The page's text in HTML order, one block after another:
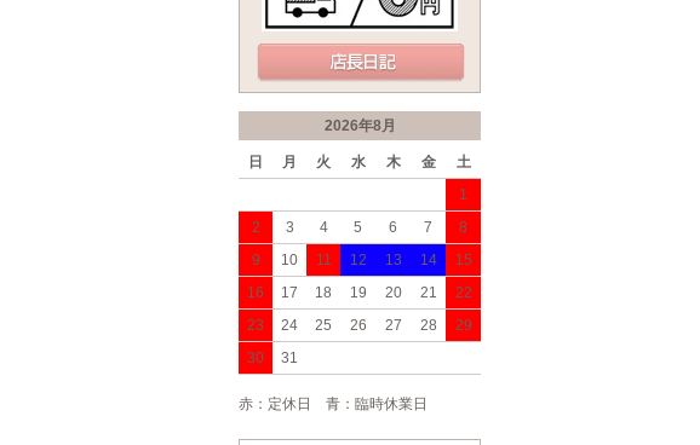
2026年8月
日 月 火 水 木 金
土
1
2
3 4 5 6 7
8
9
10 11 12 13 14
15
16
17 18 19 20 21
22
23
24 25 26 27 28
29
30
31
赤：定休日 青：臨時休業日